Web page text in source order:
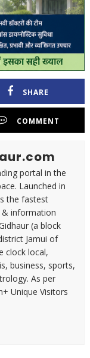
SHARE
COMMENT
portal in the
Launched in
the fastest
& information
(a block
Jamui of
clock local,
business, sports,
As per
Unique Visitors